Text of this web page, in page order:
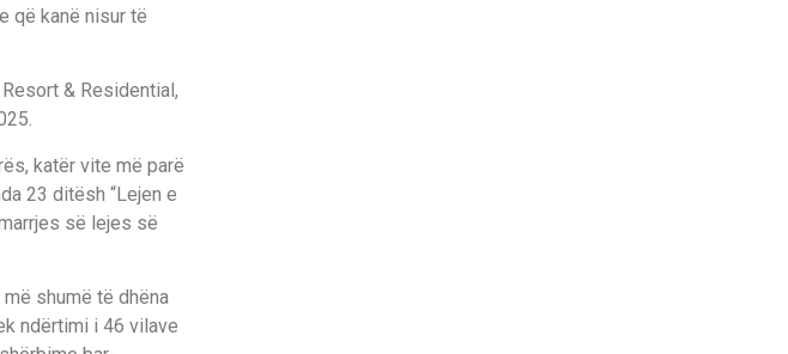
që kanë nisur të
& Residential,
katër vite më parë
23 ditësh “Lejen e
së lejes së
shumë të dhëna
ndërtimi i 46 vilave